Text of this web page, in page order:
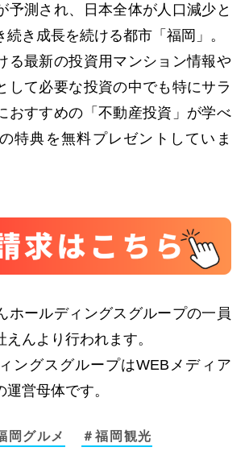
予測され、日本全体が人口減少と
続き成長を続ける都市「福岡」。
る最新の投資用マンション情報や
して必要な投資の中でも特にサラ
おすすめの「不動産投資」が学べ
特典を無料プレゼントしていま
ホールディングスグループの一員
んより行われます。
ングスグループはWEBメディア
運営母体です。
岡グルメ ＃福岡観光